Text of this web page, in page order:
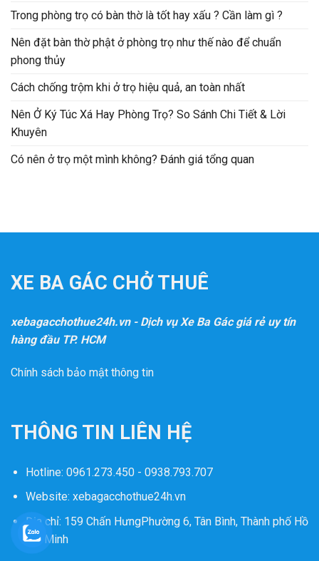
Trong phòng trọ có bàn thờ là tốt hay xấu ? Cần làm gì ?
Nên đặt bàn thờ phật ở phòng trọ như thế nào để chuẩn
phong thủy
Cách chống trộm khi ở trọ hiệu quả, an toàn nhất
Nên Ở Ký Túc Xá Hay Phòng Trọ? So Sánh Chi Tiết & Lời
Khuyên
Có nên ở trọ một mình không? Đánh giá tổng quan
XE BA GÁC CHỞ THUÊ
xebagacchothue24h.vn - Dịch vụ Xe Ba Gác giá rẻ uy tín
hàng đầu TP. HCM
Chính sách bảo mật thông tin
THÔNG TIN LIÊN HỆ
Hotline: 0961.273.450 - 0938.793.707
Website: xebagacchothue24h.vn
Địa chỉ: 159 Chấn HưngPhường 6, Tân Bình, Thành phố Hồ
Chí Minh